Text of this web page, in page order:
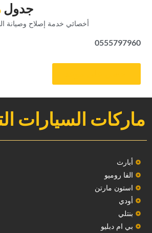
‏جدول‏
‏أخصائي خدمة إصلاح وصيانة
0555797960
ماركات السيارات
‏أبارث‏
الفا روميو
استون مارتن
أودي
بنتلي
بي ام دبليو